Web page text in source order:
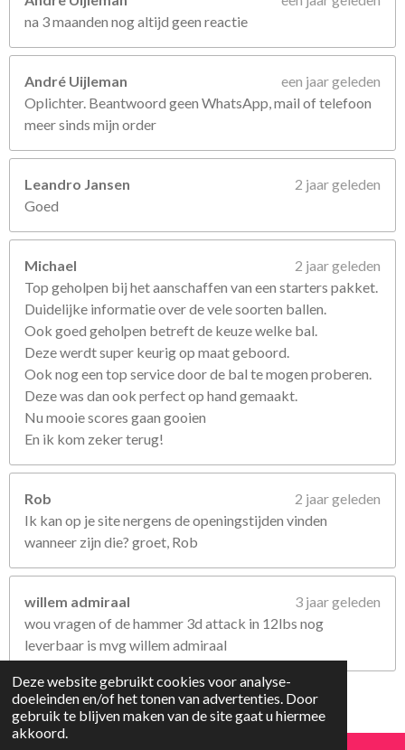
Deze website gebruikt cookies voor analyse-
doeleinden en/of het tonen van advertenties. Door
gebruik te blijven maken van de site gaat u hiermee
akkoord.
na 3 maanden nog altijd geen reactie
André Uijleman
een jaar geleden
Oplichter. Beantwoord geen WhatsApp, mail of telefoon
meer sinds mijn order
Leandro Jansen
2 jaar geleden
Goed
Michael
2 jaar geleden
Top geholpen bij het aanschaffen van een starters pakket.
Duidelijke informatie over de vele soorten ballen.
Ook goed geholpen betreft de keuze welke bal.
Deze werdt super keurig op maat geboord.
Ook nog een top service door de bal te mogen proberen.
Deze was dan ook perfect op hand gemaakt.
Nu mooie scores gaan gooien
En ik kom zeker terug!
Rob
2 jaar geleden
Ik kan op je site nergens de openingstijden vinden
wanneer zijn die? groet, Rob
willem admiraal
3 jaar geleden
wou vragen of de hammer 3d attack in 12lbs nog
leverbaar is mvg willem admiraal
© 2022 - 2026 Bowlingshop lelystad
Powered byJouwWeb